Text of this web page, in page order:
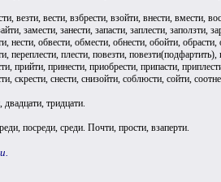
везти, вести, взбрести, взойти, внести, вмести,
замести, занести, запасти, заплести, заползти,
нести, обвести, обмести, обнести, обойти,
переплести, плести, повезти,
прийти, принести, приобрести, припасти,
скрести, снести, снизойти, соблюсти, сойти,
тридцати.
посреди, среди. Почти, прости, взаперти.